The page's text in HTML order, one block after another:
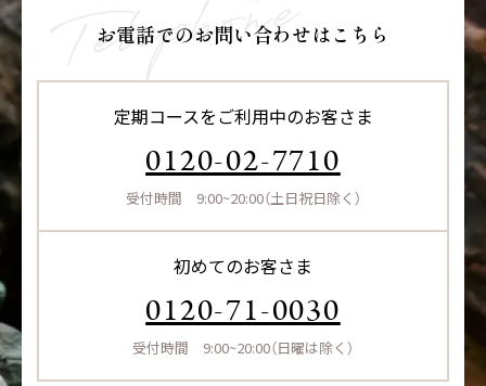
お電話でのお問い合わせはこちら
定期コースをご利用中のお客さま
0120-02-7710
受付時間 9:00~20:00（土日祝日除く）
初めてのお客さま
0120-71-0030
受付時間 9:00~20:00（日曜は除く）